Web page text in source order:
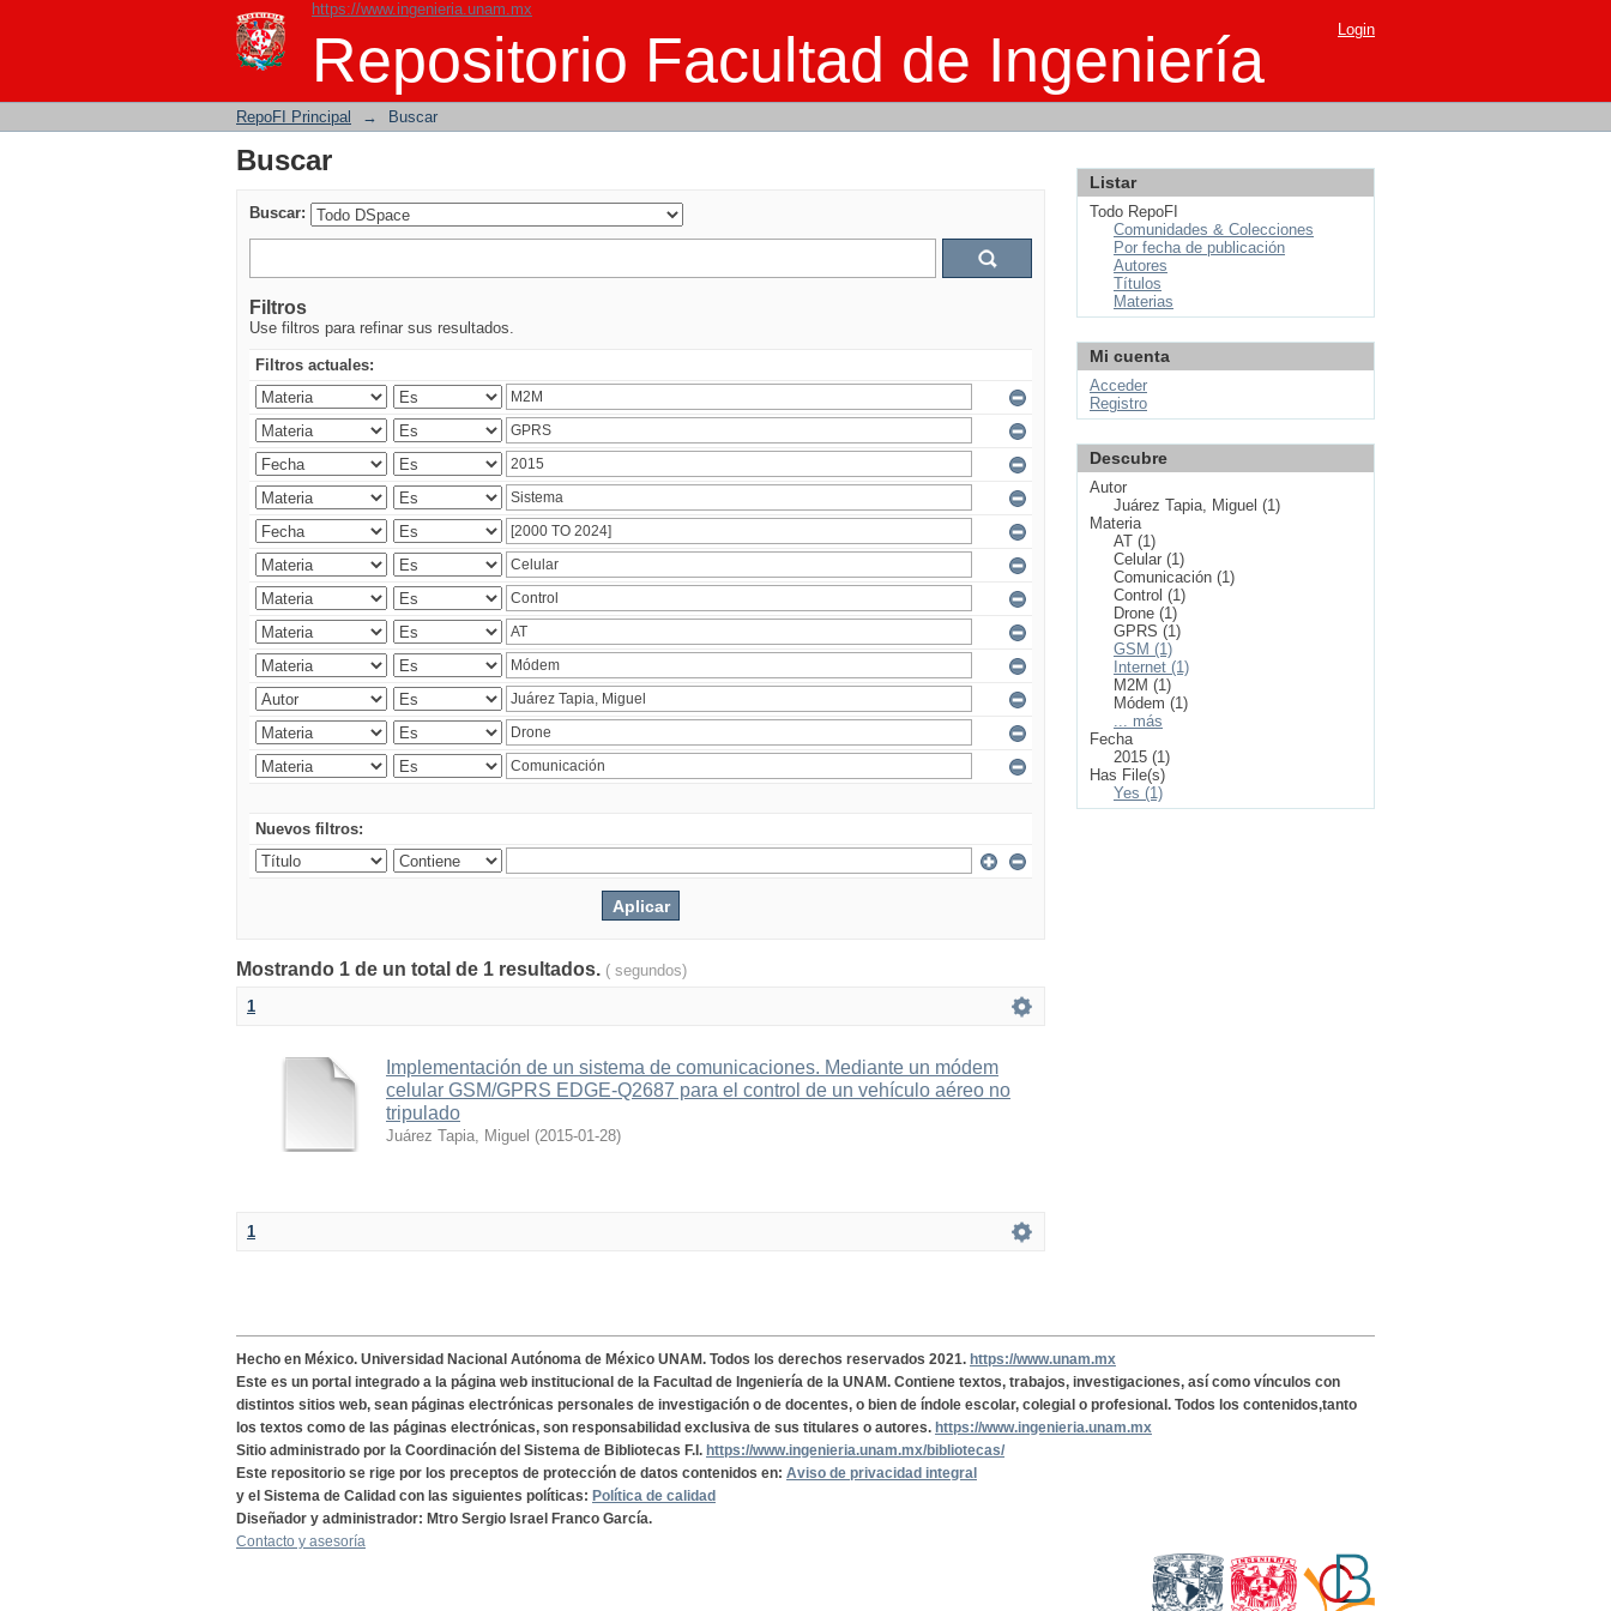
https://www.ingenieria.unam.mx
Repositorio Facultad de Ingeniería
Buscar Login
RepoFI Principal → Buscar
Buscar
Buscar:
Filtros
Use filtros para refinar sus resultados.
Filtros actuales:
Nuevos filtros:
Mostrando 1 de un total de 1 resultados. ( segundos)
1
Implementación de un sistema de comunicaciones. Mediante un módem
celular GSM/GPRS EDGE-Q2687 para el control de un vehículo aéreo no
tripulado
Juárez Tapia, Miguel (2015-01-28)
1
Listar
Todo RepoFI
Comunidades & Colecciones
Por fecha de publicación
Autores
Títulos
Materias
Mi cuenta
Acceder
Registro
Descubre
Autor
Juárez Tapia, Miguel (1)
Materia
AT (1)
Celular (1)
Comunicación (1)
Control (1)
Drone (1)
GPRS (1)
GSM (1)
Internet (1)
M2M (1)
Módem (1)
... más
Fecha
2015 (1)
Has File(s)
Yes (1)
Hecho en México. Universidad Nacional Autónoma de México UNAM. Todos los derechos reservados 2021. https://www.unam.mx
Este es un portal integrado a la página web institucional de la Facultad de Ingeniería de la UNAM. Contiene textos, trabajos, investigaciones, así como vínculos con
distintos sitios web, sean páginas electrónicas personales de investigación o de docentes, o bien de índole escolar, colegial o profesional. Todos los contenidos,tanto
los textos como de las páginas electrónicas, son responsabilidad exclusiva de sus titulares o autores. https://www.ingenieria.unam.mx
Sitio administrado por la Coordinación del Sistema de Bibliotecas F.I. https://www.ingenieria.unam.mx/bibliotecas/
Este repositorio se rige por los preceptos de protección de datos contenidos en: Aviso de privacidad integral
y el Sistema de Calidad con las siguientes políticas: Política de calidad
Diseñador y administrador: Mtro Sergio Israel Franco García.
Contacto y asesoría